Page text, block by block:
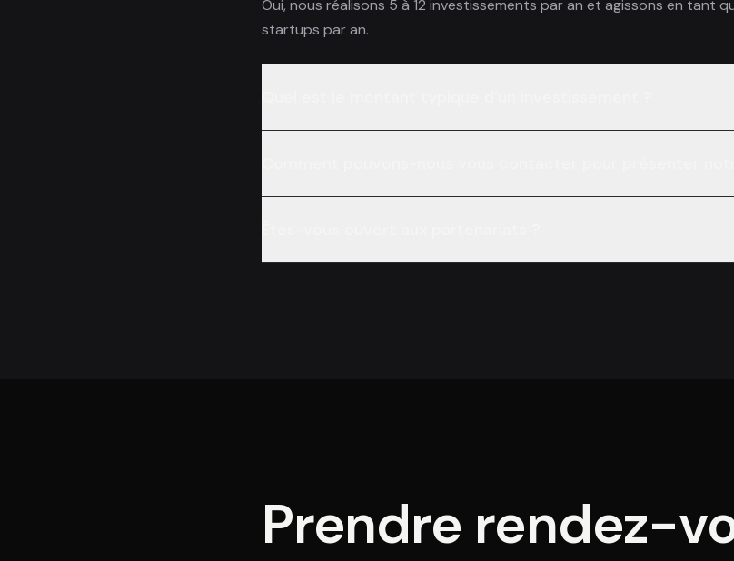
Oui, nous réalisons 5 à 12 investissements par an et agissons en tant
startups par an.
Prendre rendez-